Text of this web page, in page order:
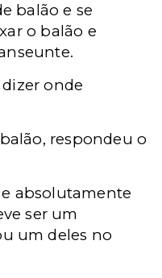
balão e se
o balão e
onde
respondeu o
absolutamente
ser um
um deles no